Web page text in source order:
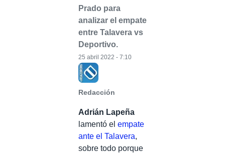
Prado para
analizar el empate
entre Talavera vs
Deportivo.
Redacción
25 abril 2022 - 7:10
Adrián Lapeña
lamentó el empate
ante el Talavera,
sobre todo porque